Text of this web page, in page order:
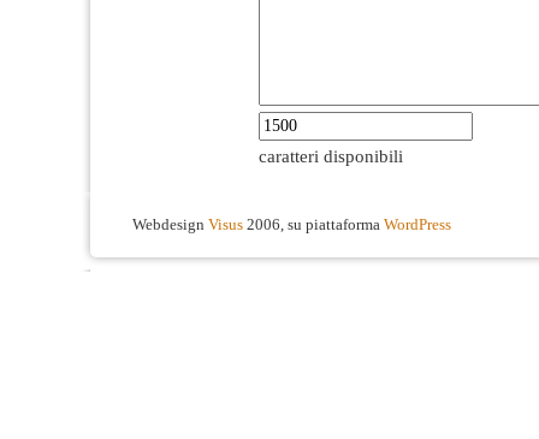
caratteri disponibili
Webdesign Visus 2006, su piattaforma WordPress